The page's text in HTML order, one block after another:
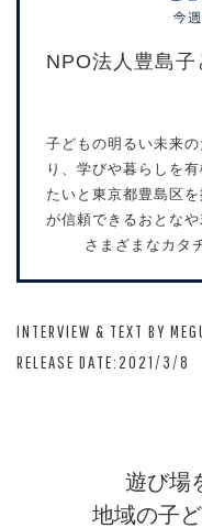
NPO法人豊島
子どもの明るい未来
り、学びや暮らしを
たいと東京都豊島区
が信頼できるおとな
さまざまなカタ
INTERVIEW & TEXT BY
RELEASE DATE:2021/3/8
遊び場
地域の子